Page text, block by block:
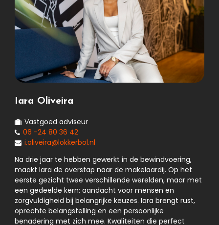
Iara Oliveira
Vastgoed adviseur
06 -24 80 36 42
i.oliveira@lokkerbol.nl
Na drie jaar te hebben gewerkt in de bewindvoering,
maakt Iara de overstap naar de makelaardij. Op het
eerste gezicht twee verschillende werelden, maar met
een gedeelde kern: aandacht voor mensen en
zorgvuldigheid bij belangrijke keuzes. Iara brengt rust,
oprechte belangstelling en een persoonlijke
benadering met zich mee. Kwaliteiten die perfect